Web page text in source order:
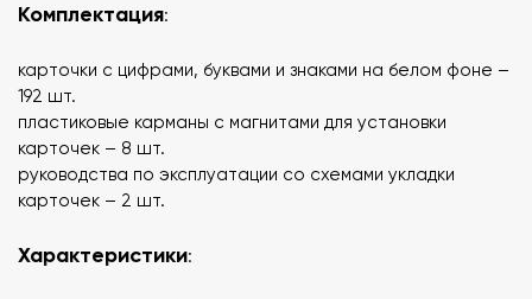
Комплектация:
карточки с цифрами, буквами и знаками на белом фоне –
192 шт.
пластиковые карманы с магнитами для установки
карточек – 8 шт.
руководства по эксплуатации со схемами укладки
карточек – 2 шт.
Характеристики: